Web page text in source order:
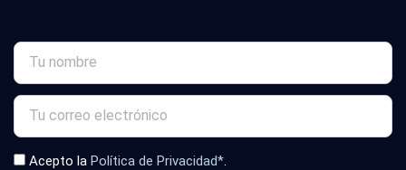
Acepto la Política de Privacidad*